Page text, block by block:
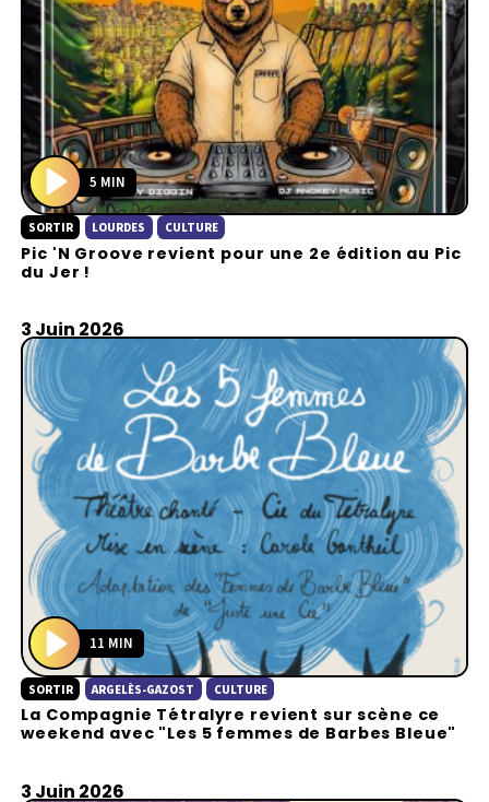
P
l
a
5 MIN
SORTIR LOURDES CULTURE
Pic 'N Groove revient pour une 2e édition au Pic
du Jer !
3 Juin 2026
P
l
a
11 MIN
SORTIR ARGELÈS-GAZOST CULTURE
La Compagnie Tétralyre revient sur scène ce
weekend avec "Les 5 femmes de Barbes Bleue"
3 Juin 2026